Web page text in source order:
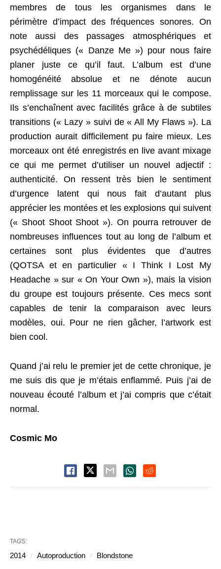
membres de tous les organismes dans le
périmètre d’impact des fréquences sonores. On
note aussi des passages atmosphériques et
psychédéliques (« Danze Me ») pour nous faire
planer juste ce qu’il faut. L’album est d’une
homogénéité absolue et ne dénote aucun
remplissage sur les 11 morceaux qui le compose.
Ils s’enchaînent avec facilités grâce à de subtiles
transitions (« Lazy » suivi de « All My Flaws »). La
production aurait difficilement pu faire mieux. Les
morceaux ont été enregistrés en live avant mixage
ce qui me permet d’utiliser un nouvel adjectif :
authenticité. On ressent très bien le sentiment
d’urgence latent qui nous fait d’autant plus
apprécier les montées et les explosions qui suivent
(« Shoot Shoot Shoot »). On pourra retrouver de
nombreuses influences tout au long de l’album et
certaines sont plus évidentes que d’autres
(QOTSA et en particulier « I Think I Lost My
Headache » sur « On Your Own »), mais la vision
du groupe est toujours présente. Ces mecs sont
capables de tenir la comparaison avec leurs
modèles, oui. Pour ne rien gâcher, l’artwork est
bien cool.
Quand j’ai relu le premier jet de cette chronique, je
me suis dis que je m’étais enflammé. Puis j’ai de
nouveau écouté l’album et j’ai compris que c’était
normal.
Cosmic Mo
TAGS:
2014 Autoproduction Blondstone